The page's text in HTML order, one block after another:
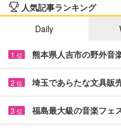
人気記事ランキング
Daily
1 位 熊本県人吉市の野外
2 位 埼玉であらたな文具
3 位 福島最大級の音楽フ